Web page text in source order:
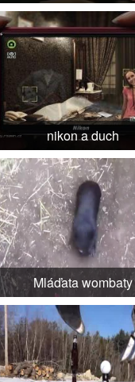
nikon a duch
Mláďata wombaty